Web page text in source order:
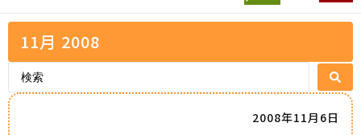
11月 2008
2008年11月6日